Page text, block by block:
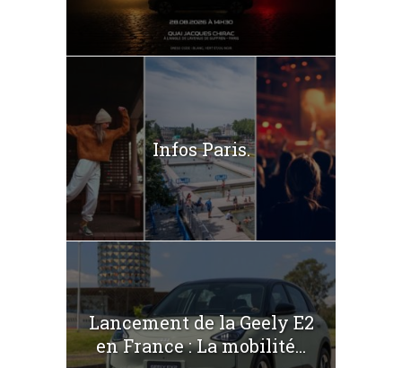
Infos Paris.
Lancement de la Geely E2
en France : La mobilité...